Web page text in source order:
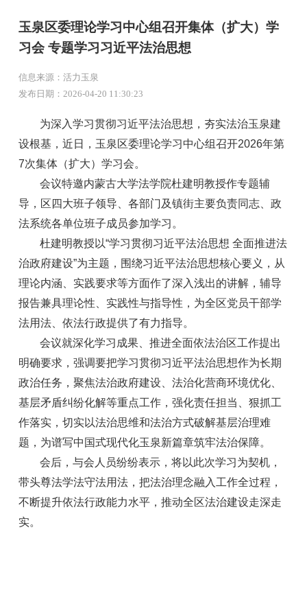
玉泉区委理论学习中心组召开集体（扩大）学
习会 专题学习习近平法治思想
信息来源：活力玉泉
发布日期：2026-04-20 11:30:23
为深入学习贯彻习近平法治思想，夯实法治玉泉建
设根基，近日，玉泉区委理论学习中心组召开2026年第
7次集体（扩大）学习会。
会议特邀内蒙古大学法学院杜建明教授作专题辅
导，区四大班子领导、各部门及镇街主要负责同志、政
法系统各单位班子成员参加学习。
杜建明教授以“学习贯彻习近平法治思想 全面推进法
治政府建设”为主题，围绕习近平法治思想核心要义，从
理论内涵、实践要求等方面作了深入浅出的讲解，辅导
报告兼具理论性、实践性与指导性，为全区党员干部学
法用法、依法行政提供了有力指导。
会议就深化学习成果、推进全面依法治区工作提出
明确要求，强调要把学习贯彻习近平法治思想作为长期
政治任务，聚焦法治政府建设、法治化营商环境优化、
基层矛盾纠纷化解等重点工作，强化责任担当、狠抓工
作落实，切实以法治思维和法治方式破解基层治理难
题，为谱写中国式现代化玉泉新篇章筑牢法治保障。
会后，与会人员纷纷表示，将以此次学习为契机，
带头尊法学法守法用法，把法治理念融入工作全过程，
不断提升依法行政能力水平，推动全区法治建设走深走
实。